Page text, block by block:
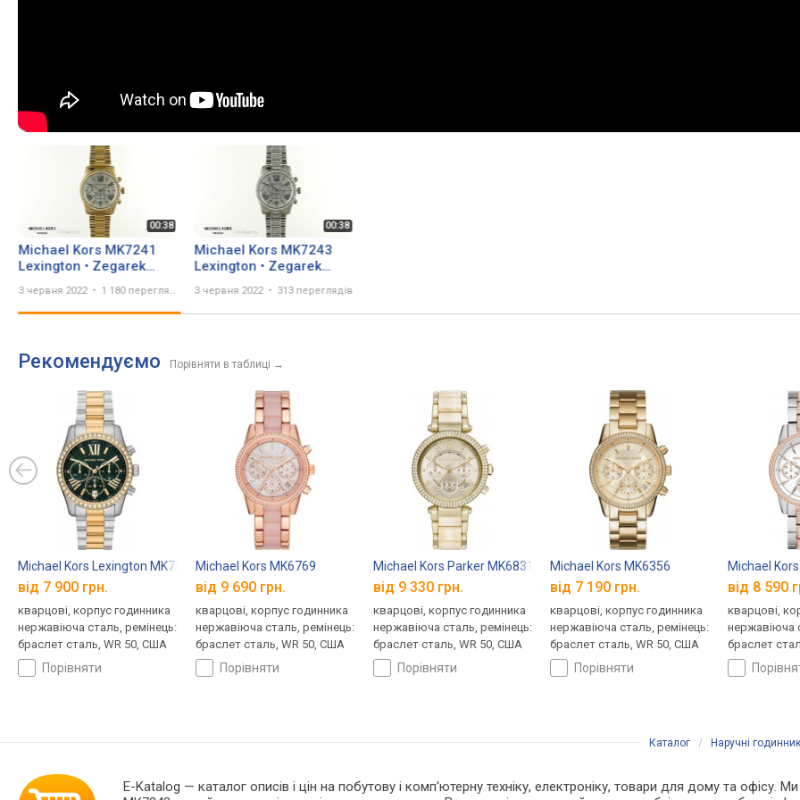
Michael Kors MK7241
Lexington • Zegarek
3 червня 2022 1 180 переглядів
Michael Kors MK7243
Lexington • Zegarek
3 червня 2022 313 переглядів
Рекомендуємо Порівняти в таблиці →
Michael Kors Lexington MK7303
від 7 900 грн.
кварцові, корпус годинника
нержавіюча сталь, ремінець:
браслет сталь, WR 50, США
порівняти
Michael Kors MK6769
від 9 690 грн.
кварцові, корпус годинника
нержавіюча сталь, ремінець:
браслет сталь, WR 50, США
порівняти
Michael Kors Parker MK6831
від 9 330 грн.
кварцові, корпус годинника
нержавіюча сталь, ремінець:
браслет сталь, WR 50, США
порівняти
Michael Kors MK6356
від 7 190 грн.
кварцові, корпус годинника
нержавіюча сталь, ремінець:
браслет сталь, WR 50, США
порівняти
Michael
від 8 590
кварцові,
нержавіюча
браслет
Каталог / Наручні
E-Katalog — каталог описів і цін на побутову і комп'ютерну техніку, електроніку, товари для дому та